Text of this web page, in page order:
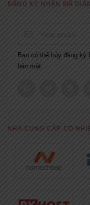
ĐĂNG KÝ NHẬN MÃ
Bạn có thể hủy đăng ký
bảo mật.
NHÀ CUNG CẤP CÓ